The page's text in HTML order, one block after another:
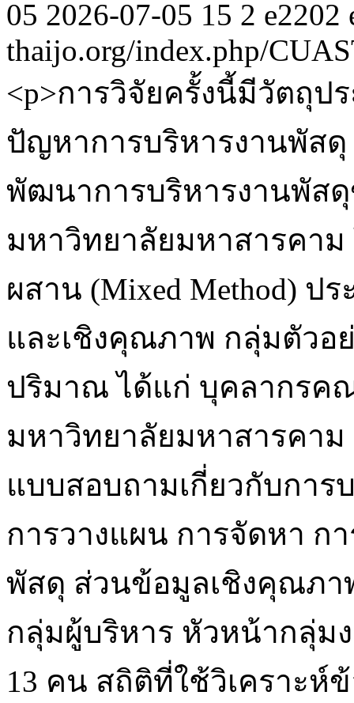
05 2026-07-05 15 2 e2202
thaijo.org/index.php/
<p>การวิจัยครั้งนี้มีวัตถุป
ปัญหาการบริหารงานพัสดุ
พัฒนาการบริหารงานพัส
มหาวิทยาลัยมหาสารคาม
ผสาน (Mixed Method) ป
และเชิงคุณภาพ กลุ่มตัวอ
ปริมาณ ได้แก่ บุคลากรค
มหาวิทยาลัยมหาสารคา
แบบสอบถามเกี่ยวกับการ
การวางแผน การจัดหา ก
พัสดุ ส่วนข้อมูลเชิงคุณภา
กลุ่มผู้บริหาร หัวหน้ากลุ่ม
13 คน สถิติที่ใช้วิเคราะห์